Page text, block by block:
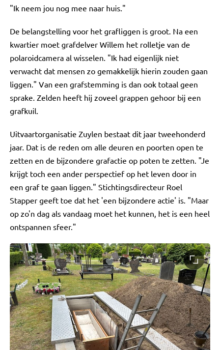
"Ik neem jou nog mee naar huis."
De belangstelling voor het grafliggen is groot. Na een
kwartier moet grafdelver Willem het rolletje van de
polaroidcamera al wisselen. "Ik had eigenlijk niet
verwacht dat mensen zo gemakkelijk hierin zouden gaan
liggen." Van een grafstemming is dan ook totaal geen
sprake. Zelden heeft hij zoveel grappen gehoor bij een
grafkuil.
Uitvaartorganisatie Zuylen bestaat dit jaar tweehonderd
jaar. Dat is de reden om alle deuren en poorten open te
zetten en de bijzondere grafactie op poten te zetten. "Je
krijgt toch een ander perspectief op het leven door in
een graf te gaan liggen." Stichtingsdirecteur Roel
Stapper geeft toe dat het 'een bijzondere actie' is. "Maar
op zo'n dag als vandaag moet het kunnen, het is een heel
ontspannen sfeer."